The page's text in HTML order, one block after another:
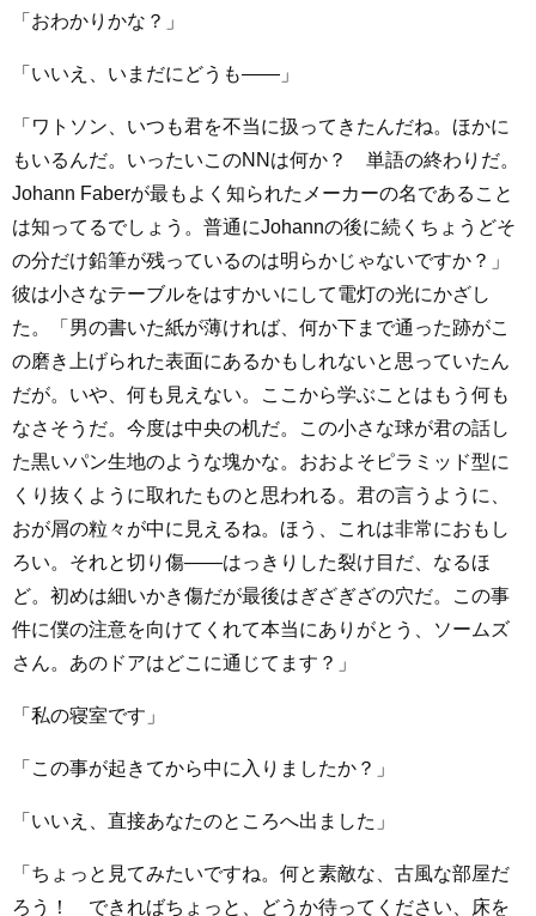
「おわかりかな？」
「いいえ、いまだにどうも――」
「ワトソン、いつも君を不当に扱ってきたんだね。ほかに
もいるんだ。いったいこのNNは何か？ 単語の終わりだ。
Johann Faberが最もよく知られたメーカーの名であること
は知ってるでしょう。普通にJohannの後に続くちょうどそ
の分だけ鉛筆が残っているのは明らかじゃないですか？」
彼は小さなテーブルをはすかいにして電灯の光にかざし
た。「男の書いた紙が薄ければ、何か下まで通った跡がこ
の磨き上げられた表面にあるかもしれないと思っていたん
だが。いや、何も見えない。ここから学ぶことはもう何も
なさそうだ。今度は中央の机だ。この小さな球が君の話し
た黒いパン生地のような塊かな。おおよそピラミッド型に
くり抜くように取れたものと思われる。君の言うように、
おが屑の粒々が中に見えるね。ほう、これは非常におもし
ろい。それと切り傷――はっきりした裂け目だ、なるほ
ど。初めは細いかき傷だが最後はぎざぎざの穴だ。この事
件に僕の注意を向けてくれて本当にありがとう、ソームズ
さん。あのドアはどこに通じてます？」
「私の寝室です」
「この事が起きてから中に入りましたか？」
「いいえ、直接あなたのところへ出ました」
「ちょっと見てみたいですね。何と素敵な、古風な部屋だ
ろう！ できればちょっと、どうか待ってください、床を